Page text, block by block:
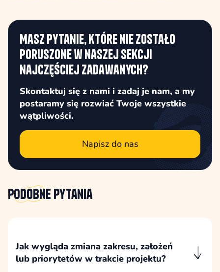
Masz pytanie, które nie zostało
poruszone w naszej sekcji
najczęściej zadawanych?
Skontaktuj się z nami i zadaj je nam, a my
postaramy się rozwiać Twoje wszystkie
wątpliwości.
Napisz do nas
Podobne pytania
Jak wygląda zmiana zakresu, założeń
lub priorytetów w trakcie projektu?